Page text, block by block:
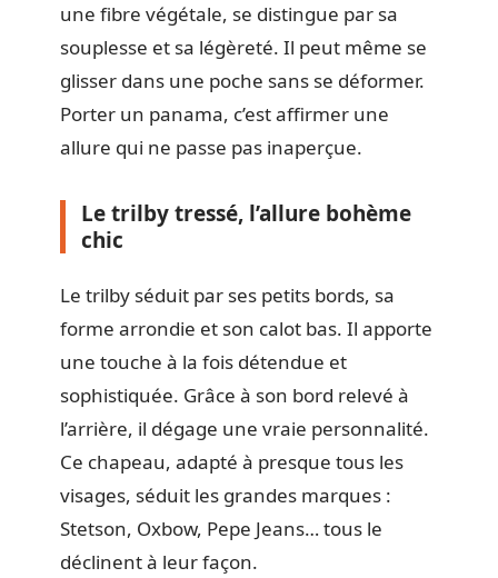
une fibre végétale, se distingue par sa
souplesse et sa légèreté. Il peut même se
glisser dans une poche sans se déformer.
Porter un panama, c’est affirmer une
allure qui ne passe pas inaperçue.
Le trilby tressé, l’allure bohème
chic
Le trilby séduit par ses petits bords, sa
forme arrondie et son calot bas. Il apporte
une touche à la fois détendue et
sophistiquée. Grâce à son bord relevé à
l’arrière, il dégage une vraie personnalité.
Ce chapeau, adapté à presque tous les
visages, séduit les grandes marques :
Stetson, Oxbow, Pepe Jeans… tous le
déclinent à leur façon.